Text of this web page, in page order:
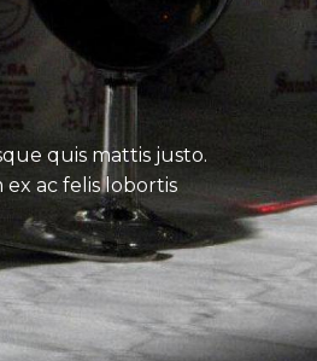
quis mattis justo.
ac felis lobortis